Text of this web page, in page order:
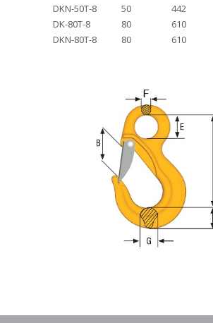
DKN-50T-8
50 442
DK-80T-8
80 610
DKN-80T-8
80 610